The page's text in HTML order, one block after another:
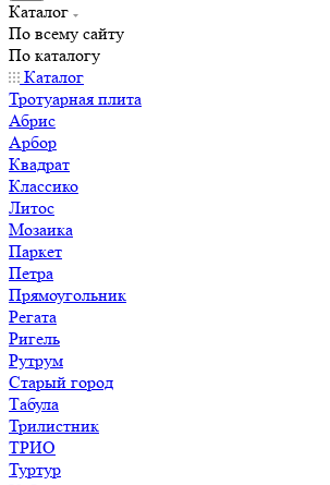
Каталог
По всему сайту
По каталогу
Каталог
Тротуарная плита
Абрис
Арбор
Квадрат
Классико
Литос
Мозаика
Паркет
Петра
Прямоугольник
Регата
Ригель
Рутрум
Старый город
Табула
Трилистник
ТРИО
Туртур